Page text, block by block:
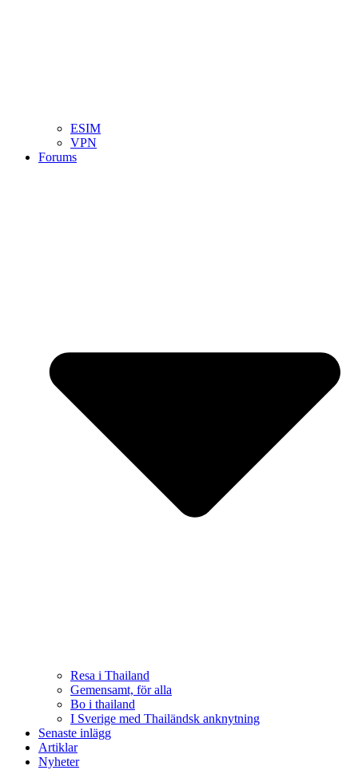
ESIM
VPN
Forums
Resa i Thailand
Gemensamt, för alla
Bo i thailand
I Sverige med Thailändsk anknytning
Senaste inlägg
Artiklar
Nyheter